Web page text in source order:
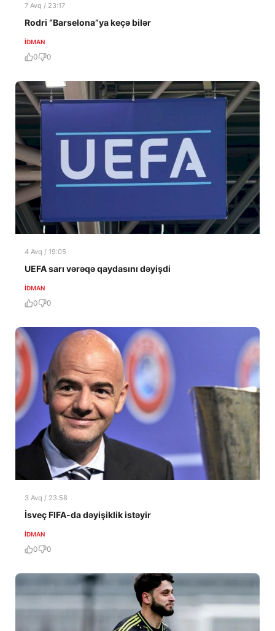
7 Avq / 23:17
Rodri “Barselona”ya keçə bilər
İDMAN
0 0
4 Avq / 19:05
UEFA sarı vərəqə qaydasını dəyişdi
İDMAN
0 0
3 Avq / 23:58
İsveç FIFA-da dəyişiklik istəyir
İDMAN
0 0